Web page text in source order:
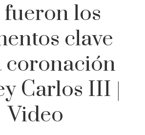
fueron los
clave
coronación
Carlos III |
Video